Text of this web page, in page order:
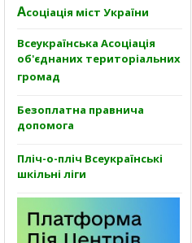
Асоціація міст України
Всеукраїнська Асоціація
об'єднаних територіальних
громад
Безоплатна правнича
допомога
Пліч-о-пліч Всеукраїнські
шкільні ліги